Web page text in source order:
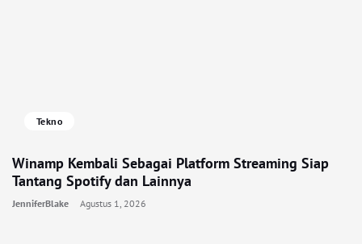
Tekno
Winamp Kembali Sebagai Platform Streaming Siap
Tantang Spotify dan Lainnya
JenniferBlake Agustus 1, 2026